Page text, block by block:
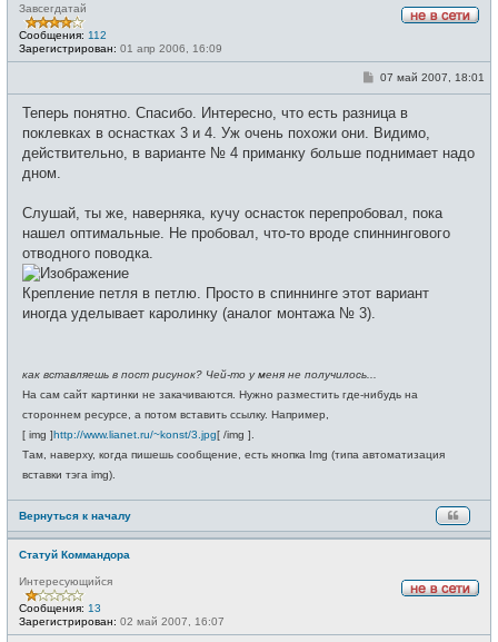
е
т
Завсегдатай
Сообщения: 112
Зарегистрирован: 01 апр 2006, 16:09
С
б
щ
н
07 май 2007, 18:01
Теперь понятно. Спасибо. Интересно, что есть разница в
поклевках в оснастках 3 и 4. Уж очень похожи они. Видимо,
действительно, в варианте № 4 приманку больше поднимает надо
дном.
Слушай, ты же, наверняка, кучу оснасток перепробовал, пока
нашел оптимальные. Не пробовал, что-то вроде спиннингового
отводного поводка.
Крепление петля в петлю. Просто в спиннинге этот вариант
иногда уделывает каролинку (аналог монтажа № 3).
как вставляешь в пост рисунок? Чей-то у меня не получилось...
На сам сайт картинки не закачиваются. Нужно разместить где-нибудь на
стороннем ресурсе, а потом вставить ссылку. Например,
[ img ]http://www.lianet.ru/~konst/3.jpg[ /img ].
Там, наверху, когда пишешь сообщение, есть кнопка Img (типа автоматизация
вставки тэга img).
Вернуться к началу
Статуй Коммандора
Интересующийся
Сообщения: 13
Зарегистрирован: 02 май 2007, 16:07